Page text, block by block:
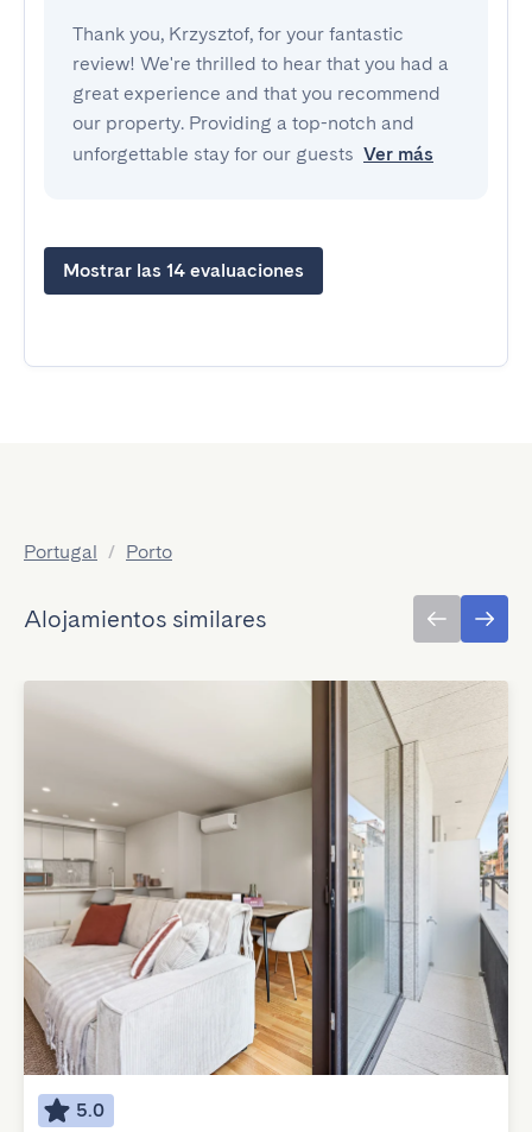
Thank you, Krzysztof, for your fantastic
review! We're thrilled to hear that you had a
great experience and that you recommend
our property. Providing a top-notch and
unforgettable stay for our guests Ver más
Mostrar las 14 evaluaciones
Portugal / Porto
Alojamientos similares
5.0